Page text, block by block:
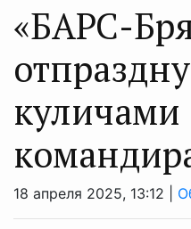
«БАРС-
куличами
18 апреля 2025, 13:12 |